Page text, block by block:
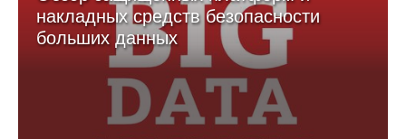
накладных средств безопасности
больших данных